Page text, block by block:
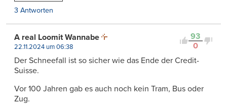
3 Antworten
93
0
A real Loomit Wannabe
22.11.2024 um 06:38
Der Schneefall ist so sicher wie das Ende der Credit-
Suisse.
Vor 100 Jahren gab es auch noch kein Tram, Bus oder
Zug.